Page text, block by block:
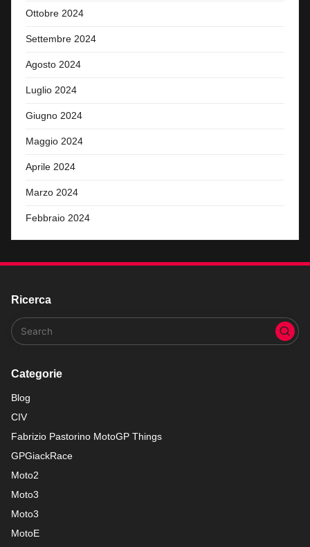
Ottobre 2024
Settembre 2024
Agosto 2024
Luglio 2024
Giugno 2024
Maggio 2024
Aprile 2024
Marzo 2024
Febbraio 2024
Ricerca
Categorie
Blog
CIV
Fabrizio Pastorino MotoGP Things
GPGiackRace
Moto2
Moto3
Moto3
MotoE